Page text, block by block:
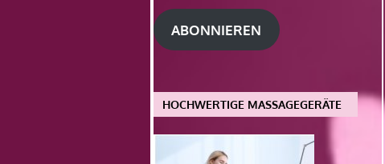
Adresse
ABONNIEREN
HOCHWERTIGE MASSAGEGERÄTE